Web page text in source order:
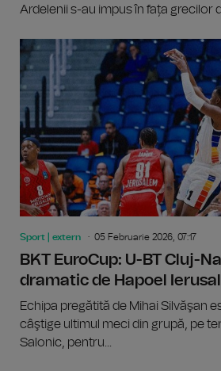
Ardelenii s-au impus în fața grecilor
Sport | extern 05 Februarie 2026, 07:17
BKT EuroCup: U-BT Cluj-
dramatic de Hapoel
Echipa pregătită de Mihai Silvăşan
câştige ultimul meci din grupă, pe
Salonic, pentru...